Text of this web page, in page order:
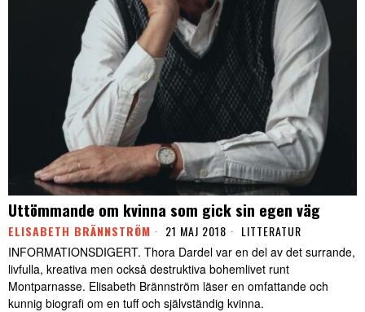
Uttömmande om kvinna som gick sin egen väg
ELISABETH BRÄNNSTRÖM 21 MAJ 2018 LITTERATUR
INFORMATIONSDIGERT. Thora Dardel var en del av det surrande,
livfulla, kreativa men också destruktiva bohemlivet runt
Montparnasse. Elisabeth Brännström läser en omfattande och
kunnig biografi om en tuff och självständig kvinna.